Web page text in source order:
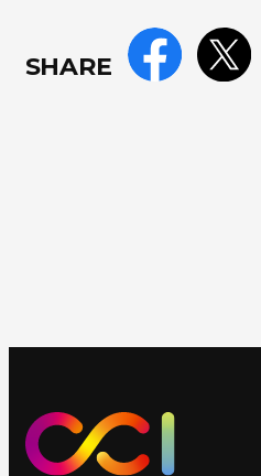
SHARE